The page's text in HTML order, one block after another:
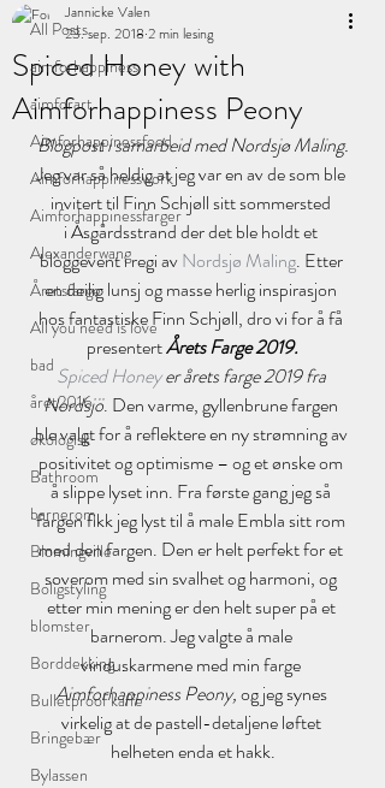
All Posts
aimforhappiness
aimforart
Aimforhappinessfood
Aimforhappinesswork
Aimforhappinessfarger
Alexanderwang
Åretsfarge
All you need is love
bad
året2016
økologisk
Bathroom
barnerom
Blomingville
Boligstyling
blomster
Borddekking
Bulletproof kaffe
Bringebær
Bylassen
Spiced Honey with
Aimforhappiness Peony
Jannicke Valen
23. sep. 2018 2 min lesing
Blogpost i samarbeid med Nordsjø Maling.
Jeg var så heldig at jeg var en av de som ble
invitert til Finn Schjøll sitt sommersted
i Åsgårdsstrand der det ble holdt et
bloggevent i regi av Nordsjø Maling. Etter
en deilig lunsj og masse herlig inspirasjon
hos fantastiske Finn Schjøll, dro vi for å få
presentert Årets Farge 2019.
Spiced Honey er årets farge 2019 fra
Nordsjö. Den varme, gyllenbrune fargen
ble valgt for å reflektere en ny strømning av
positivitet og optimisme – og et ønske om
å slippe lyset inn. Fra første gang jeg så
fargen fikk jeg lyst til å male Embla sitt rom
med den fargen. Den er helt perfekt for et
soverom med sin svalhet og harmoni, og
etter min mening er den helt super på et
barnerom. Jeg valgte å male
vinduskarmene med min farge
Aimforhappiness Peony, og jeg synes
virkelig at de pastell-detaljene løftet
helheten enda et hakk.